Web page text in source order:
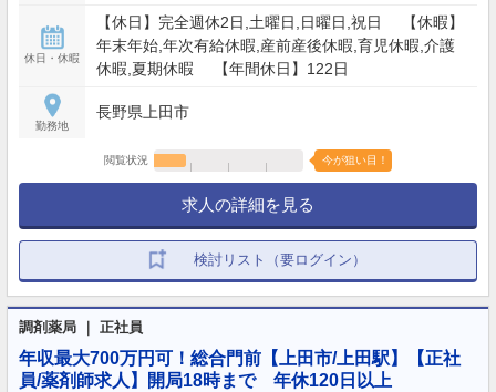
休日・休暇
【休日】完全週休2日,土曜日,日曜日,祝日 【休暇】
年末年始,年次有給休暇,産前産後休暇,育児休暇,介護
休暇,夏期休暇 【年間休日】122日
勤務地
長野県上田市
閲覧状況 今が狙い目！
求人の詳細を見る
検討リスト（要ログイン）
調剤薬局 ｜ 正社員
年収最大700万円可！総合門前【上田市/上田駅】【正社
員/薬剤師求人】開局18時まで 年休120日以上